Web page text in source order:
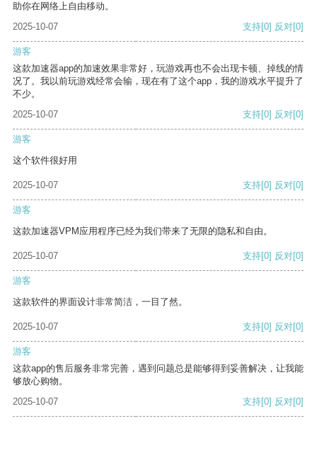
助你在网络上自由移动。
2025-10-07
支持[0] 反对[0]
游客
这款加速器app的加速效果非常好，玩游戏再也不会出现卡顿、掉线的情
况了。我以前玩游戏经常会输，现在有了这个app，我的游戏水平提升了
不少。
2025-10-07
支持[0] 反对[0]
游客
这个软件很好用
2025-10-07 支持[0] 反对[0]
游客
这款加速器VPM应用程序已经为我们带来了无限的隐私和自由。
2025-10-07 支持[0] 反对[0]
游客
这款软件的界面设计非常简洁，一目了然。
2025-10-07 支持[0] 反对[0]
游客
这款app的售后服务非常完善，遇到问题总是能够得到妥善解决，让我能
够放心购物。
2025-10-07
支持[0] 反对[0]